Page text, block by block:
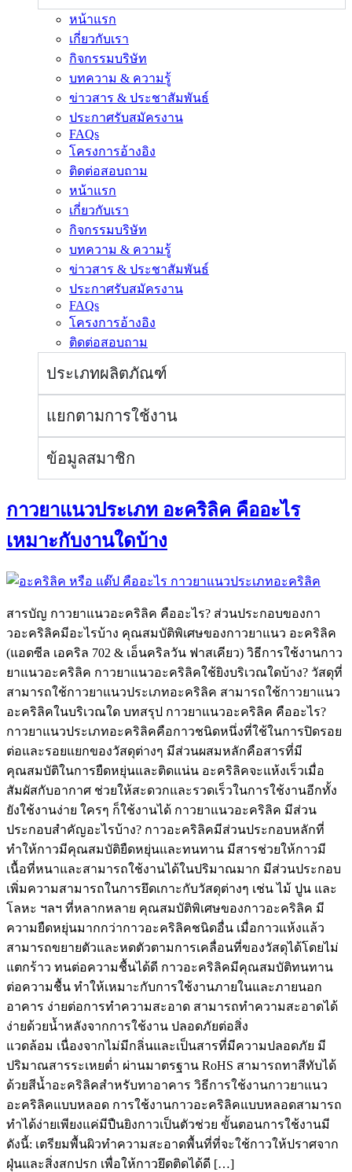
หน้าแรก
เกี่ยวกับเรา
กิจกรรมบริษัท
บทความ & ความรู้
ข่าวสาร & ประชาสัมพันธ์
ประกาศรับสมัครงาน
FAQs
โครงการอ้างอิง
ติดต่อสอบถาม
หน้าแรก
เกี่ยวกับเรา
กิจกรรมบริษัท
บทความ & ความรู้
ข่าวสาร & ประชาสัมพันธ์
ประกาศรับสมัครงาน
FAQs
โครงการอ้างอิง
ติดต่อสอบถาม
ประเภทผลิตภัณฑ์
แยกตามการใช้งาน
ข้อมูลสมาชิก
กาวยาแนวประเภท อะคริลิค คืออะไร
เหมาะกับงานใดบ้าง
สารบัญ กาวยาแนวอะคริลิค คืออะไร? ส่วนประกอบของกา
วอะคริลิคมีอะไรบ้าง คุณสมบัติพิเศษของกาวยาแนว อะคริลิค
(แอดซีล เอคริล 702 & เอ็นคริลวัน ฟาสเคียว) วิธีการใช้งานกาว
ยาแนวอะคริลิค กาวยาแนวอะคริลิคใช้ยิงบริเวณใดบ้าง? วัสดุที่
สามารถใช้กาวยาแนวประเภทอะคริลิค สามารถใช้กาวยาแนว
อะคริลิคในบริเวณใด บทสรุป กาวยาแนวอะคริลิค คืออะไร?
กาวยาแนวประเภทอะคริลิคคือกาวชนิดหนึ่งที่ใช้ในการปิดรอย
ต่อและรอยแยกของวัสดุต่างๆ มีส่วนผสมหลักคือสารที่มี
คุณสมบัติในการยืดหยุ่นและติดแน่น อะคริลิคจะแห้งเร็วเมื่อ
สัมผัสกับอากาศ ช่วยให้สะดวกและรวดเร็วในการใช้งานอีกทั้ง
ยังใช้งานง่าย ใครๆ ก็ใช้งานได้ กาวยาแนวอะคริลิค มีส่วน
ประกอบสำคัญอะไรบ้าง? กาวอะคริลิคมีส่วนประกอบหลักที่
ทำให้กาวมีคุณสมบัติยืดหยุ่นและทนทาน มีสารช่วยให้กาวมี
เนื้อที่หนาและสามารถใช้งานได้ในปริมาณมาก มีส่วนประกอบ
เพิ่มความสามารถในการยึดเกาะกับวัสดุต่างๆ เช่น ไม้ ปูน และ
โลหะ ฯลฯ ที่หลากหลาย คุณสมบัติพิเศษของกาวอะคริลิค มี
ความยืดหยุ่นมากกว่ากาวอะคริลิคชนิดอื่น เมื่อกาวแห้งแล้ว
สามารถขยายตัวและหดตัวตามการเคลื่อนที่ของวัสดุได้โดยไม่
แตกร้าว ทนต่อความชื้นได้ดี กาวอะคริลิคมีคุณสมบัติทนทาน
ต่อความชื้น ทำให้เหมาะกับการใช้งานภายในและภายนอก
อาคาร ง่ายต่อการทำความสะอาด สามารถทำความสะอาดได้
ง่ายด้วยน้ำหลังจากการใช้งาน ปลอดภัยต่อสิ่ง
แวดล้อม เนื่องจากไม่มีกลิ่นและเป็นสารที่มีความปลอดภัย มี
ปริมาณสารระเหยต่ำ ผ่านมาตรฐาน RoHS สามารถทาสีทับได้
ด้วยสีน้ำอะคริลิคสำหรับทาอาคาร วิธีการใช้งานกาวยาแนว
อะคริลิคแบบหลอด การใช้งานกาวอะคริลิคแบบหลอดสามารถ
ทำได้ง่ายเพียงแค่มีปืนยิงกาวเป็นตัวช่วย ขั้นตอนการใช้งานมี
ดังนี้: เตรียมพื้นผิวทำความสะอาดพื้นที่ที่จะใช้กาวให้ปราศจาก
ฝุ่นและสิ่งสกปรก เพื่อให้กาวยึดติดได้ดี […]